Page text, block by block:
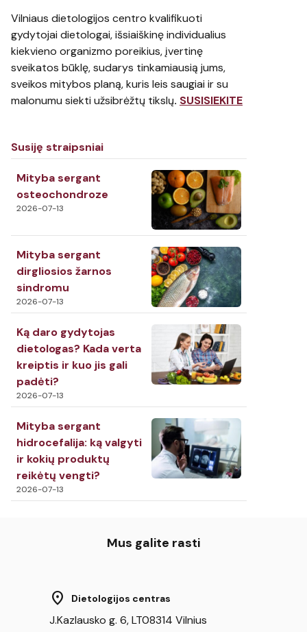
Vilniaus dietologijos centro kvalifikuoti
gydytojai dietologai, išsiaiškinę individualius
kiekvieno organizmo poreikius, įvertinę
sveikatos būklę, sudarys tinkamiausią jums,
sveikos mitybos planą, kuris leis saugiai ir su
malonumu siekti užsibrėžtų tikslų. SUSISIEKITE
Susiję straipsniai
Mityba sergant
osteochondroze
2026-07-13
Mityba sergant
dirgliosios žarnos
sindromu
2026-07-13
Ką daro gydytojas
dietologas? Kada verta
kreiptis ir kuo jis gali
padėti?
2026-07-13
Mityba sergant
hidrocefalija: ką valgyti
ir kokių produktų
reikėtų vengti?
2026-07-13
Mus galite rasti
location_on Dietologijos centras
J.Kazlausko g. 6, LT08314 Vilnius